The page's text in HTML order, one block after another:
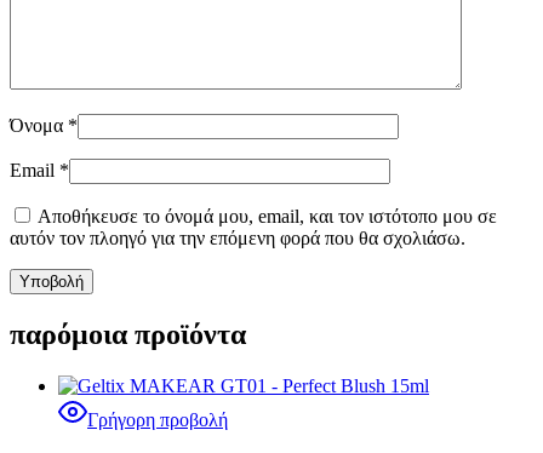
Όνομα *
Email *
Αποθήκευσε το όνομά μου, email, και τον ιστότοπο μου σε
αυτόν τον πλοηγό για την επόμενη φορά που θα σχολιάσω.
παρόμοια προϊόντα
Γρήγορη προβολή